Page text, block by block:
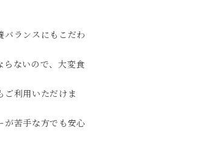
バランスにもこだわ
らないので、大変食
ご利用いただけま
苦手な方でも安心